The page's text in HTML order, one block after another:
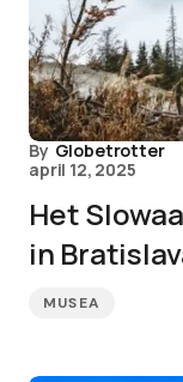
By Globetrotter
april 12, 2025
Het
in
MUSEA